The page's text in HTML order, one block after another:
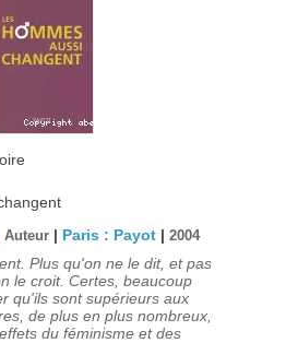
Auteur | Paris : Payot| 2004
Plus qu'on ne le dit, et pas
le croit. Certes, beaucoup
qu'ils sont supérieurs aux
de plus en plus nombreux,
du féminisme et des